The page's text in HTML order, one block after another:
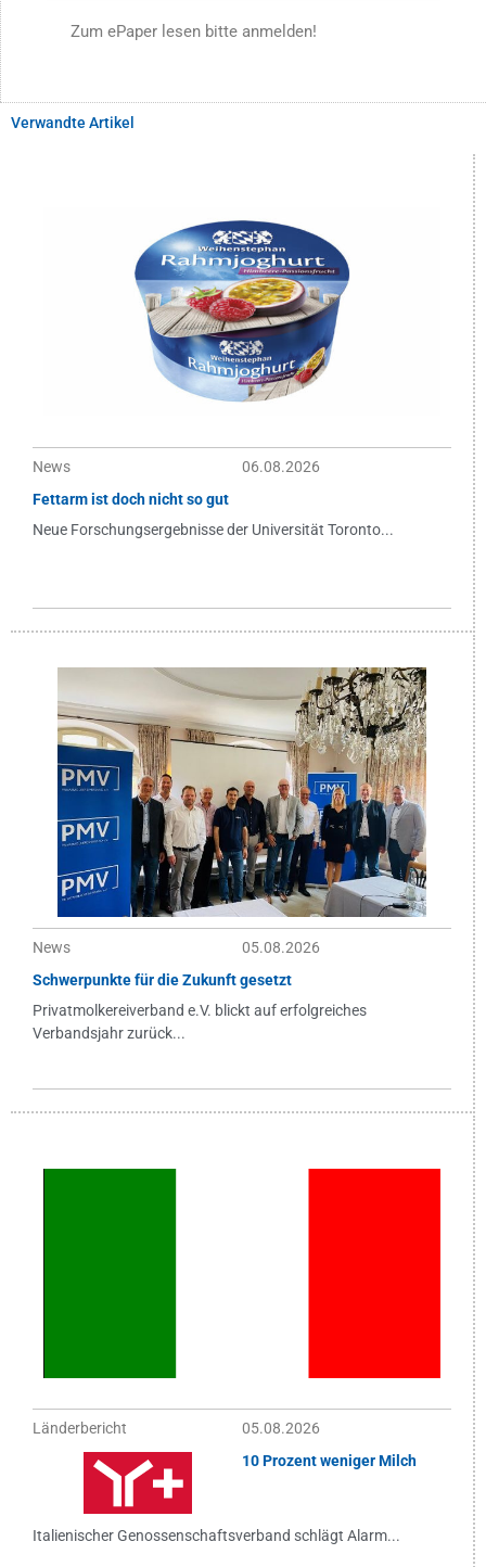
Zum ePaper lesen bitte anmelden!
Verwandte Artikel
News
06.08.2026
Fettarm ist doch nicht so gut
Neue Forschungsergebnisse der Universität Toronto...
News
05.08.2026
Schwerpunkte für die Zukunft gesetzt
Privatmolkereiverband e.V. blickt auf erfolgreiches
Verbandsjahr zurück...
Länderbericht
05.08.2026
10 Prozent weniger Milch
Italienischer Genossenschaftsverband schlägt Alarm...